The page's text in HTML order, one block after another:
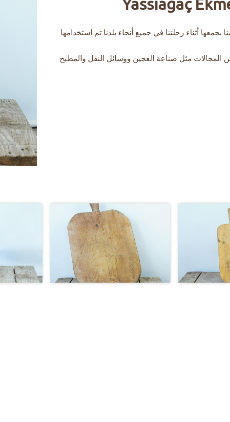
Yassıağaç
بجمعها أثناء رحلتنا في جميع أنحاء بلدنا تم استخدامها
مثل صناعة العجين ووسائل النقل والمطبخ